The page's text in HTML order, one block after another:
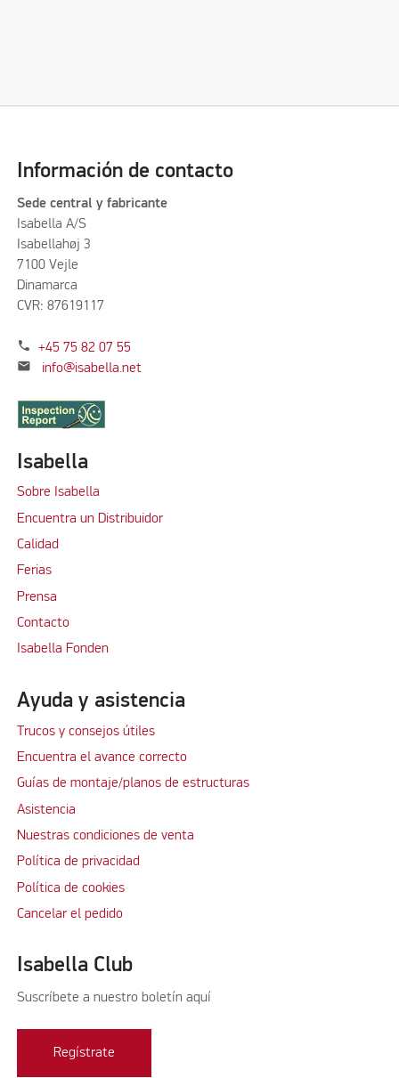
Información de contacto
Sede central y fabricante
Isabella A/S
Isabellahøj 3
7100 Vejle
Dinamarca
CVR: 87619117
phone +45 75 82 07 55
mail info@isabella.net
Isabella
Sobre Isabella
Encuentra un Distribuidor
Calidad
Ferias
Prensa
Contacto
Isabella Fonden
Ayuda y asistencia
Trucos y consejos útiles
Encuentra el avance correcto
Guías de montaje/planos de estructuras
Asistencia
Nuestras condiciones de venta
Política de privacidad
Política de cookies
Cancelar el pedido
Isabella Club
Suscríbete a nuestro boletín aquí
Regístrate